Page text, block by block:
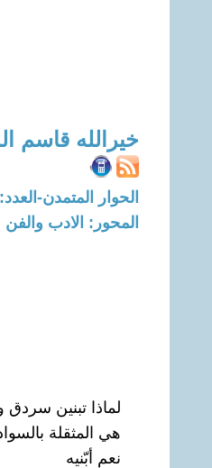
خيرالله قاسم
الحوار المتمدن-العدد: 7419 - 2022 / 11 / 1 - 14:37
المحور: الادب والفن
لماذا تبنين
هي المثقلة
نعم أبّنيه